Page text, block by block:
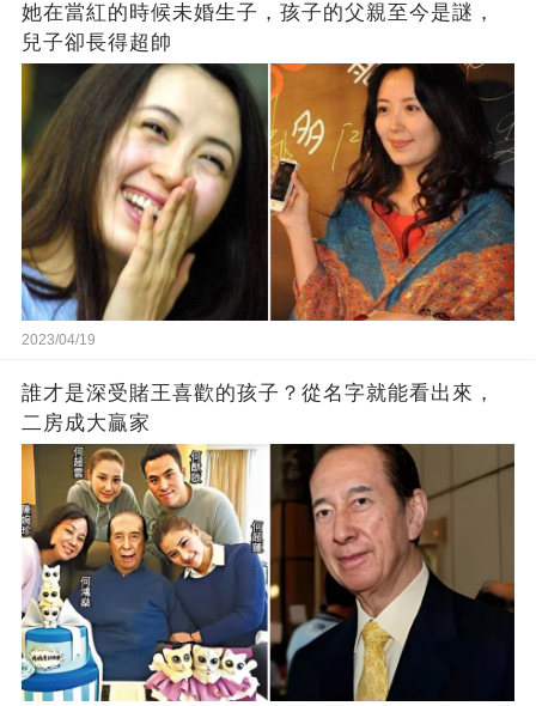
她在當紅的時候未婚生子，孩子的父親至今是謎，
兒子卻長得超帥
2023/04/19
誰才是深受賭王喜歡的孩子？從名字就能看出來，
二房成大贏家